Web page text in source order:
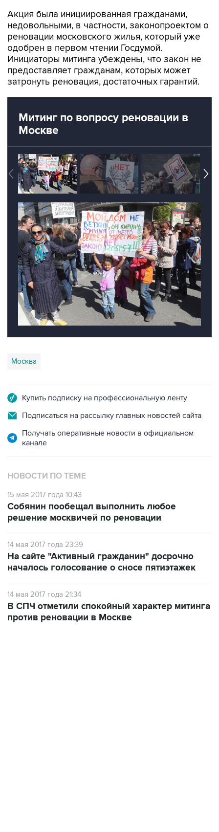
Акция была инициированная гражданами,
недовольными, в частности, законопроектом о
реновации московского жилья, который уже
одобрен в первом чтении Госдумой.
Инициаторы митинга убеждены, что закон не
предоставляет гражданам, которых может
затронуть реновация, достаточных гарантий.
Митинг по вопросу реновации в
Москве
Москва
Купить подписку на профессиональную ленту
Подписаться на рассылку главных новостей сайта
Получать оперативные новости в официальном
канале
НОВОСТИ ПО ТЕМЕ
15 мая 2017 года 10:43
Собянин пообещал выполнить любое
решение москвичей по реновации
14 мая 2017 года 23:39
На сайте "Активный гражданин" досрочно
началось голосование о сносе пятиэтажек
14 мая 2017 года 21:34
В СПЧ отметили спокойный характер митинга
против реновации в Москве